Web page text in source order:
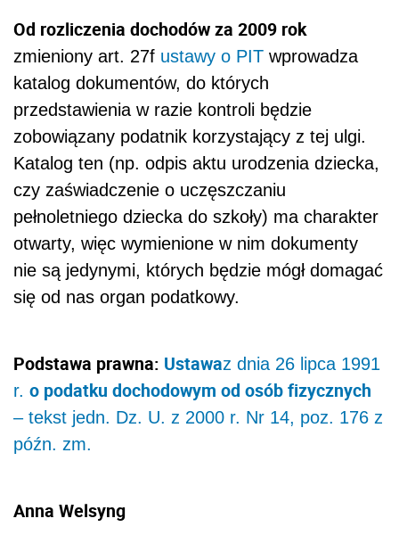
Od rozliczenia dochodów za 2009 rok
zmieniony art. 27f ustawy o PIT wprowadza
katalog dokumentów, do których
przedstawienia w razie kontroli będzie
zobowiązany podatnik korzystający z tej ulgi.
Katalog ten (np. odpis aktu urodzenia dziecka,
czy zaświadczenie o uczęszczaniu
pełnoletniego dziecka do szkoły) ma charakter
otwarty, więc wymienione w nim dokumenty
nie są jedynymi, których będzie mógł domagać
się od nas organ podatkowy.
Podstawa prawna: Ustawaz dnia 26 lipca 1991
r. o podatku dochodowym od osób fizycznych
– tekst jedn. Dz. U. z 2000 r. Nr 14, poz. 176 z
późn. zm.
Anna Welsyng